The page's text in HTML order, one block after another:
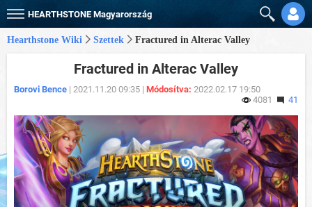
HEARTHSTONE Magyarország
Hearthstone Wiki Szettek Fractured in Alterac Valley
Fractured in Alterac Valley
Borovi Bence | 2021.11.20 09:35 | Módosítva: 2022.02.17 19:50
4081
41